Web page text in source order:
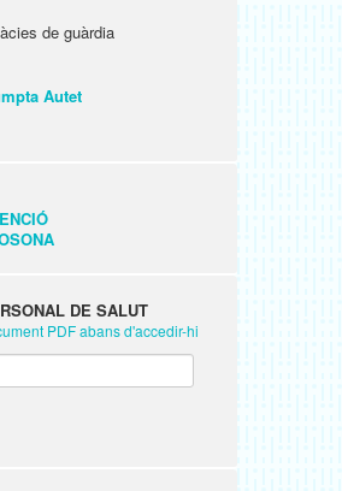
de guàrdia
Autet
DE SALUT
PDF abans d'accedir-hi